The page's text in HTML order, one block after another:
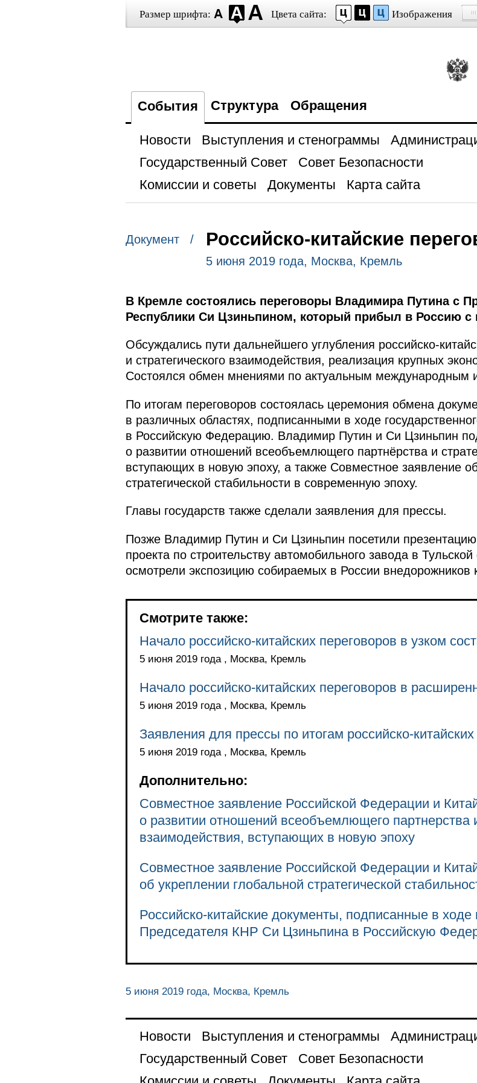
Размер шрифта: Цвета сайта: Изображения
События Структура Обращения
Новости Выступления и стенограммы
Государственный Совет
Совет Безопасности
Комиссии и советы
Документы Карта сайта
Документ / Российско-китайские
5 июня 2019 года, Москва, Кремль
В Кремле состоялись переговоры Владимира Путина с
Республики Си Цзиньпином, который прибыл в Россию с
Обсуждались пути дальнейшего углубления российско-
и стратегического взаимодействия, реализация крупных
Состоялся обмен мнениями по актуальным международным
По итогам переговоров состоялась церемония обмена
в различных областях, подписанными в ходе
в Российскую Федерацию. Владимир Путин и Си Цзиньпин
о развитии отношений всеобъемлющего партнёрства и
вступающих в новую эпоху, а также Совместное заявление
стратегической стабильности в современную эпоху.
Главы государств также сделали заявления для прессы.
Позже Владимир Путин и Си Цзиньпин посетили презентацию
проекта по строительству автомобильного завода в
осмотрели экспозицию собираемых в России внедорожников
Смотрите также:
Начало российско-китайских переговоров в узком
5 июня 2019 года , Москва, Кремль
Начало российско-китайских переговоров в
5 июня 2019 года , Москва, Кремль
Заявления для прессы по итогам российско-
5 июня 2019 года , Москва, Кремль
Дополнительно:
Совместное заявление Российской Федерации и
о развитии отношений всеобъемлющего партнерства и
взаимодействия, вступающих в новую эпоху
Совместное заявление Российской Федерации и
об укреплении глобальной стратегической
Российско-китайские документы, подписанные в ходе
Председателя КНР Си Цзиньпина в Российскую
5 июня 2019 года, Москва, Кремль
Новости Выступления и стенограммы
Государственный Совет
Совет Безопасности